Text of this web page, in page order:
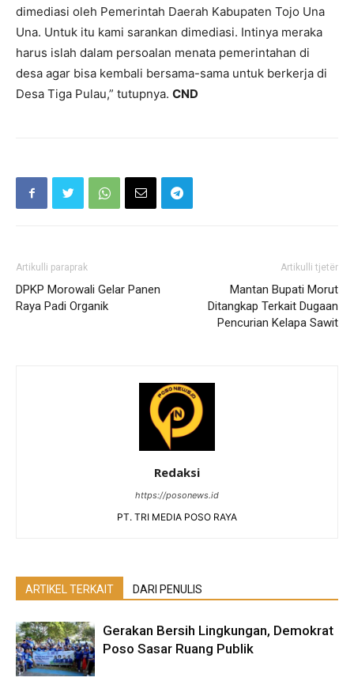
dimediasi oleh Pemerintah Daerah Kabupaten Tojo Una
Una. Untuk itu kami sarankan dimediasi. Intinya meraka
harus islah dalam persoalan menata pemerintahan di
desa agar bisa kembali bersama-sama untuk berkerja di
Desa Tiga Pulau,” tutupnya. CND
Artikulli paraprak
DPKP Morowali Gelar Panen
Raya Padi Organik
Artikulli tjetër
Mantan Bupati Morut
Ditangkap Terkait Dugaan
Pencurian Kelapa Sawit
Redaksi
https://posonews.id
PT. TRI MEDIA POSO RAYA
ARTIKEL TERKAIT DARI PENULIS
Gerakan Bersih Lingkungan, Demokrat
Poso Sasar Ruang Publik